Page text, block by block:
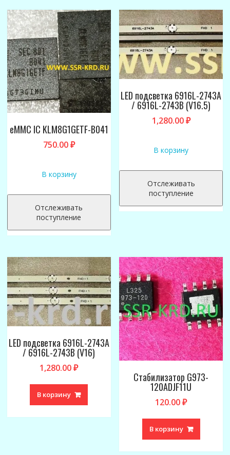
eMMC IC KLM8G1GETF-B041
750.00₽
В корзину
Отслеживать
поступление
LED подсветка 6916L-2743A
/ 6916L-2743B (V16.5)
1,280.00₽
В корзину
Отслеживать
поступление
LED подсветка 6916L-2743A
/ 6916L-2743B (V16)
1,280.00₽
В корзину
Стабилизатор G973-
120ADJF11U
120.00₽
В корзину